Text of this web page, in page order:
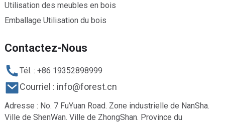
Utilisation des meubles en bois
Emballage Utilisation du bois
Contactez-Nous
Tél. : +86 19352898999
Courriel : info@forest.cn
Adresse : No. 7 FuYuan Road. Zone industrielle de NanSha.
Ville de ShenWan. Ville de ZhongShan. Province du